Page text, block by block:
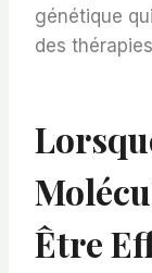
génétique
des
Être